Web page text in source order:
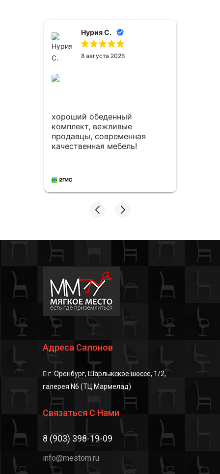
Нурия С.
8 августа 2026
хороший обеденный
комплект, вежливые
продавцы, современная
качественная мебель!
Адреса Салонов
г. Оренбург, Шарлыкское шоссе, 1/2,
галерея N6 (ТЦ Мармелад)
Связаться С Нами
8 (903) 398-19-09
info@mestom.ru